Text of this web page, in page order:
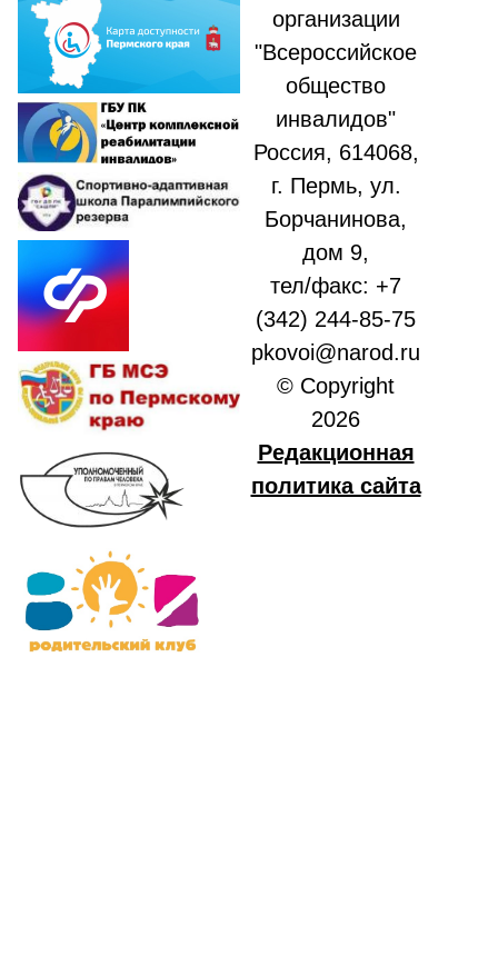
организации
"Всероссийское
общество
инвалидов"
Россия, 614068,
г. Пермь, ул.
Борчанинова,
дом 9,
тел/факс: +7
(342) 244-85-75
pkovoi@narod.ru
© Copyright
2026
Редакционная
политика сайта